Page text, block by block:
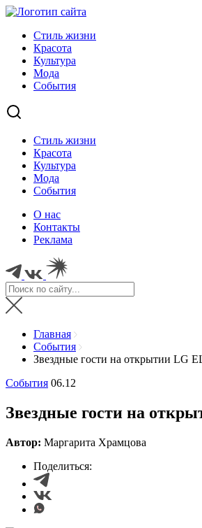
Стиль жизни
Красота
Культура
Мода
События
Стиль жизни
Красота
Культура
Мода
События
О нас
Контакты
Реклама
Главная
События
Звездные гости на открытии
События 06.12
Звездные гости на
Автор: Маргарита Храмцова
Поделиться: